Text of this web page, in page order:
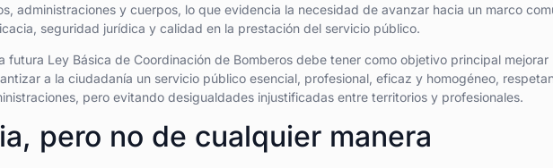
administraciones y cuerpos, lo que evidencia la necesidad de avanzar hacia un marco
seguridad jurídica y calidad en la prestación del servicio público.
futura Ley Básica de Coordinación de Bomberos debe tener como objetivo principal mejorar
a la ciudadanía un servicio público esencial, profesional, eficaz y homogéneo,
pero evitando desigualdades injustificadas entre territorios y profesionales.
pero no de cualquier manera